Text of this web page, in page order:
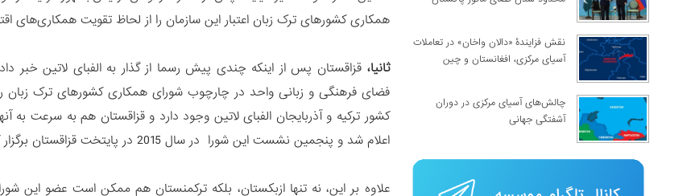
همکاری کشورهای ترک زبان اعتبار این سازمان را از لحاظ تقویت
ثانیا، قزاقستان پس از اینکه چندی پیش رسما از گذار به الفبای لاتین
اعلام شد و پنجمین نشست این شورا در سال 2015 در پایتخت قزاقستان برگزار گردید.
علاوه بر این، نه تنها ازبکستان، بلکه ترکمنستان هم ممکن است عضو
نقش فزایندۀ «دالان واخان» در تعاملات
آسیای مرکزی، افغانستان و چین
چالش‌های آسیای مرکزی در دوران
آشفتگی جهانی